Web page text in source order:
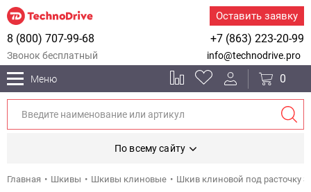
Оставить заявку
+7 (863) 223-20-99
8 (800) 707-99-68
Звонок бесплатный info@technodrive.pro
Меню 0
По всему сайту
Главная Шкивы Шкивы клиновые Шкив клиновой под расточку